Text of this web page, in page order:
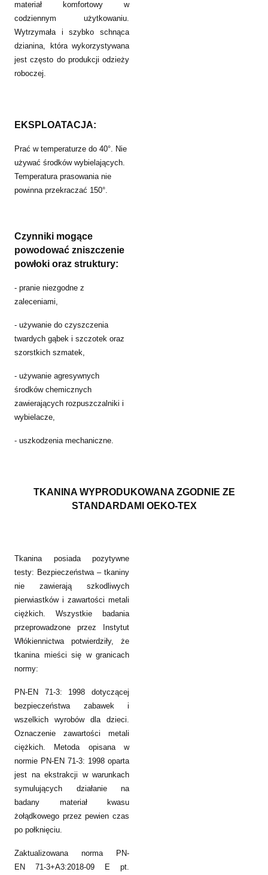
materiał komfortowy w
codziennym użytkowaniu.
Wytrzymała i szybko schnąca
dzianina, która wykorzystywana
jest często do produkcji odzieży
roboczej.
EKSPLOATACJA:
Prać w temperaturze do 40°. Nie
używać środków wybielających.
Temperatura prasowania nie
powinna przekraczać 150°.
Czynniki mogące
powodować zniszczenie
powłoki oraz struktury:
- pranie niezgodne z
zaleceniami,
- używanie do czyszczenia
twardych gąbek i szczotek oraz
szorstkich szmatek,
- używanie agresywnych
środków chemicznych
zawierających rozpuszczalniki i
wybielacze,
- uszkodzenia mechaniczne.
TKANINA WYPRODUKOWANA ZGODNIE ZE
STANDARDAMI OEKO-TEX
Tkanina posiada pozytywne
testy: Bezpieczeństwa – tkaniny
nie zawierają szkodliwych
pierwiastków i zawartości metali
ciężkich. Wszystkie badania
przeprowadzone przez Instytut
Włókiennictwa potwierdziły, że
tkanina mieści się w granicach
normy:
PN-EN 71-3: 1998 dotyczącej
bezpieczeństwa zabawek i
wszelkich wyrobów dla dzieci.
Oznaczenie zawartości metali
ciężkich. Metoda opisana w
normie PN-EN 71-3: 1998 oparta
jest na ekstrakcji w warunkach
symulujących działanie na
badany materiał kwasu
żołądkowego przez pewien czas
po połknięciu.
Zaktualizowana norma PN-
EN 71-3+A3:2018-09 E pt.